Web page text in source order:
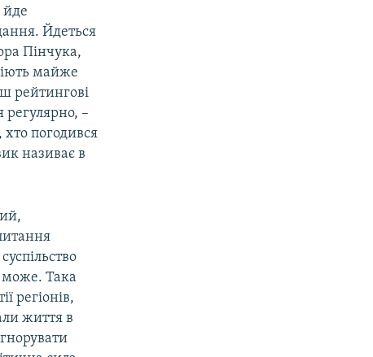
йде
Йдеться
Пінчука,
майже
рейтингові
–
хто погодився
називає в
може. Така
регіонів,
життя в